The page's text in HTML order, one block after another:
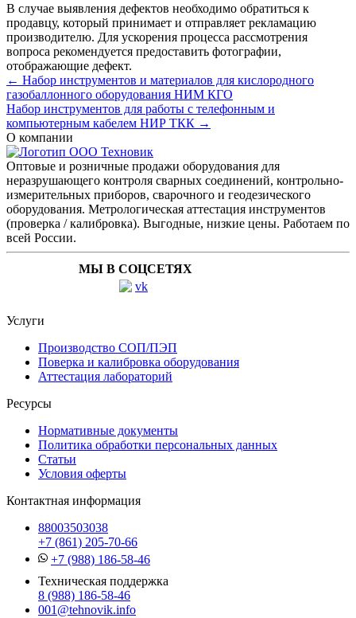
В случае выявления дефектов необходимо обратиться к
продавцу, который принимает и отправляет рекламацию
производителю. Для ускорения процесса рассмотрения
вопроса рекомендуется предоставить фотографии,
отображающие дефект.
← Набор инструментов и материалов для кислородного
газобаллонного оборудования НИМ КГО
Набор инструментов для работы с телефонным и
компьютерным кабелем НИР ТКК →
О компании
Оптовые и розничные продажи оборудования для
неразрушающего контроля сварных соединений, контрольно-
измерительных приборов, сварочного и геодезического
оборудования. Метрологическая аттестация инструментов
(проверка / калибровка). Выгодные, низкие цены. Работаем по
всей России.
МЫ В СОЦСЕТЯХ
Услуги
Производство СОП/ПЭП
Поверка и калибровка оборудования
Аттестация лабораторий
Ресурсы
Нормативные документы
Политика обработки персональных данных
Статьи
Условия оферты
Контактная информация
88003503038
+7 (861) 205-70-66
+7 (988) 186-58-46
Техническая поддержка
8 (988) 186-58-46
001@tehnovik.info